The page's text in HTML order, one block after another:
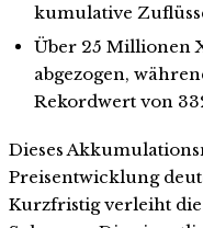
kumulative
Über 25 Millionen
abgezogen,
Rekordwert von
Dieses
Preisentwicklung
Kurzfristig verleiht